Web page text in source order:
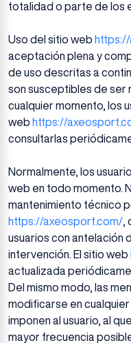
totalidad o parte de los
Uso del sitio web
aceptación plena y
de uso descritas a
son susceptibles de ser
cualquier momento, los
web https://
consultarlas
Normalmente, los
web en todo momento.
mantenimiento técnico
https://axeosport.com/
usuarios con antelación
intervención. El sitio web
actualizada
Del mismo modo, las
modificarse en
imponen al usuario, al
mayor frecuencia